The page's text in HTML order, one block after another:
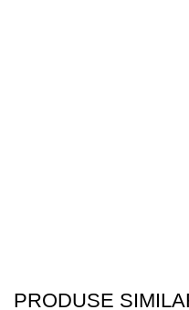
PRODUSE